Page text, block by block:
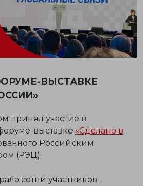
ВЫСТАВКЕ
принял участие в
выставке «Сделано в
Российским
(РЭЦ).
сотни участников -